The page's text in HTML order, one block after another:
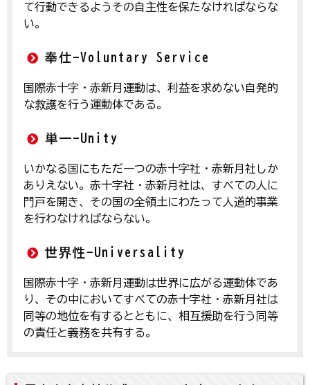
て行動できるようその自主性を保たなければならな
い。
奉仕-Voluntary Service
国際赤十字・赤新月運動は、利益を求めない自発的
な救護を行う運動体である。
単一-Unity
いかなる国にもただ一つの赤十字社・赤新月社しか
ありえない。赤十字社・赤新月社は、すべての人に
門戸を開き、その国の全領土にわたって人道的事業
を行わなければならない。
世界性-Universality
国際赤十字・赤新月運動は世界に広がる運動体であ
り、その中においてすべての赤十字社・赤新月社は
同等の地位を有するとともに、相互援助を行う同等
の責任と義務を共有する。